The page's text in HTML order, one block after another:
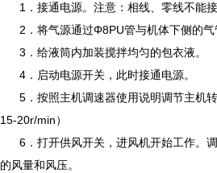
1．接通电源。注意：相线、零线不能接
2．将气源通过Φ8PU管与机体下侧的气
3．给液筒内加装搅拌均匀的包衣液。
4．启动电源开关，此时接通电源。
5．按照主机调速器使用说明调节主机
15-20r/min）
6．打开供风开关，进风机开始工作。
的风量和风压。